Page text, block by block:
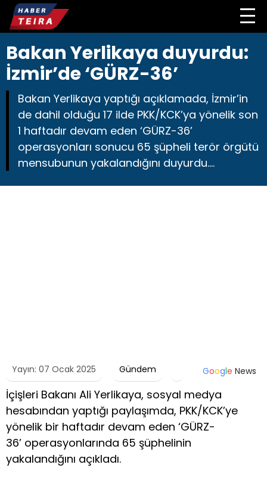
Bakan Yerlikaya duyurdu:
İzmir’de ‘GÜRZ-36’
Bakan Yerlikaya yaptığı açıklamada, İzmir’in
de dahil olduğu 17 ilde PKK/KCK’ya yönelik son
1 haftadır devam eden ‘GÜRZ-36’
operasyonları sonucu 65 şüpheli terör örgütü
mensubunun yakalandığını duyurdu….
Yayın: 07 Ocak 2025 Gündem Google News
İçişleri Bakanı Ali Yerlikaya, sosyal medya
hesabından yaptığı paylaşımda, PKK/KCK’ye
yönelik bir haftadır devam eden ‘GÜRZ-
36’ operasyonlarında 65 şüphelinin
yakalandığını açıkladı.